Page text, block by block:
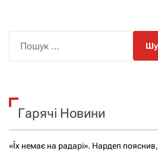
к
Гарячі Новини
«Їх немає на радарі». Нардеп